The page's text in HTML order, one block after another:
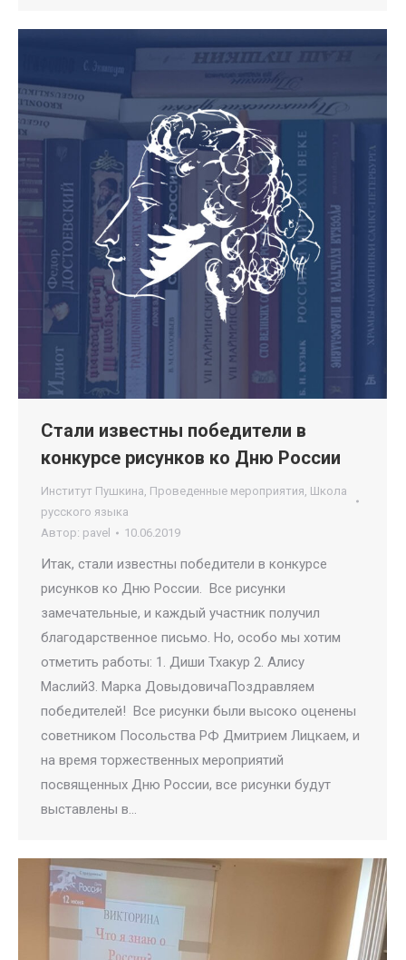
Стали известны победители в
конкурсе рисунков ко Дню России
Институт Пушкина, Проведенные мероприятия, Школа
русского языка
Автор: pavel 10.06.2019
Итак, стали известны победители в конкурсе
рисунков ко Дню России. Все рисунки
замечательные, и каждый участник получил
благодарственное письмо. Но, особо мы хотим
отметить работы: 1. Диши Тхакур 2. Алису
Маслий3. Марка ДовыдовичаПоздравляем
победителей! Все рисунки были высоко оценены
советником Посольства РФ Дмитрием Лицкаем, и
на время торжественных мероприятий
посвященных Дню России, все рисунки будут
выставлены в…